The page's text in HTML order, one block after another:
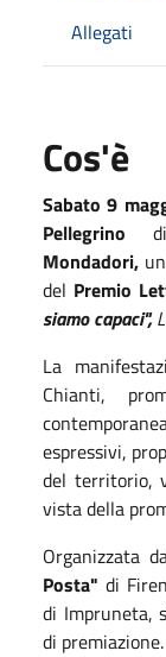
Allegati
Cos'è
Sabato 9
Pellegrino
Mondadori,
del Premio
siamo capaci",
La
Chianti,
espressivi,
del territorio,
vista della
Organizzata
Posta" di
di Impruneta,
di premiazione.